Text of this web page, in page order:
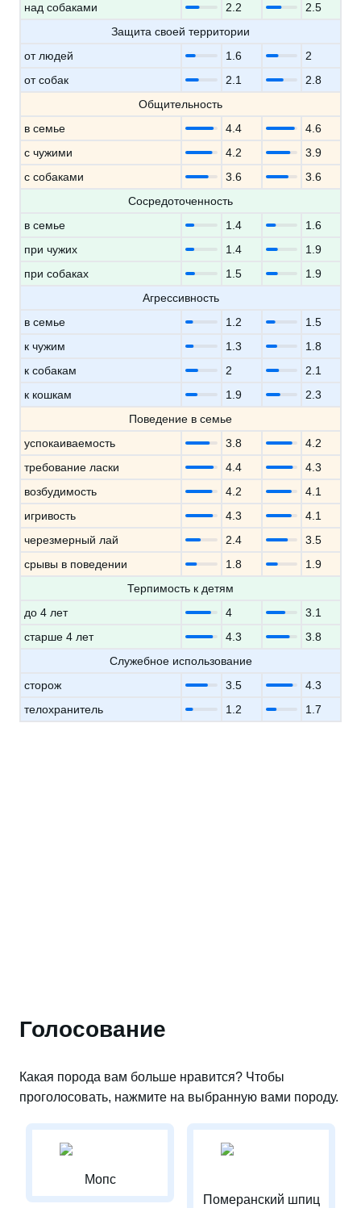
над собаками
2.2
2.5
Защита своей территории
от людей
1.6
2
от собак
2.1
2.8
Общительность
в семье
4.4
4.6
с чужими
4.2
3.9
с собаками
3.6
3.6
Сосредоточенность
в семье
1.4
1.6
при чужих
1.4
1.9
при собаках
1.5
1.9
Агрессивность
в семье
1.2
1.5
к чужим
1.3
1.8
к собакам
2
2.1
к кошкам
1.9
2.3
Поведение в семье
успокаиваемость
3.8
4.2
требование ласки
4.4
4.3
возбудимость
4.2
4.1
игривость
4.3
4.1
черезмерный лай
2.4
3.5
срывы в поведении
1.8
1.9
Терпимость к детям
до 4 лет
4
3.1
старше 4 лет
4.3
3.8
Служебное использование
сторож
3.5
4.3
телохранитель
1.2 1.7
Голосование
Какая порода вам больше нравится? Чтобы
проголосовать, нажмите на выбранную вами породу.
Мопс
Померанский шпиц